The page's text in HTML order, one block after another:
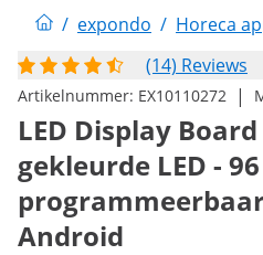
/ expondo / Horeca
(14) Reviews
Artikelnummer: EX10110272 |
LED Display
gekleurde LED -
Android